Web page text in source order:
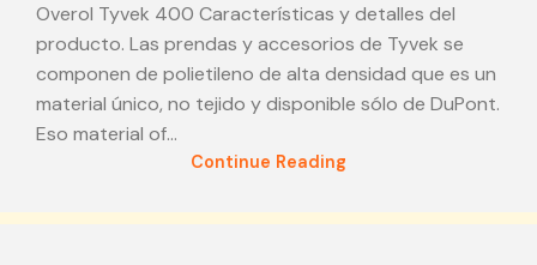
Overol Tyvek 400 Características y detalles del
producto. Las prendas y accesorios de Tyvek se
componen de polietileno de alta densidad que es un
material único, no tejido y disponible sólo de DuPont.
Eso material of...
Continue Reading